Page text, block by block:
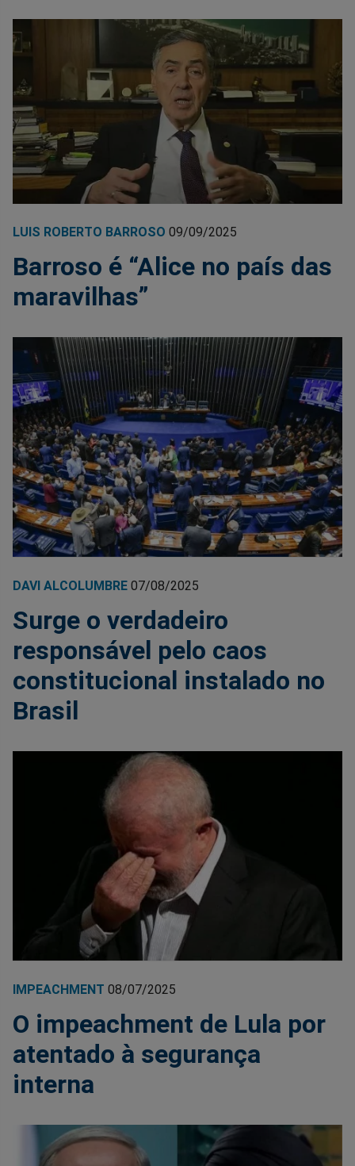
LUIS ROBERTO BARROSO 09/09/2025
Barroso é “Alice no país das
maravilhas”
DAVI ALCOLUMBRE 07/08/2025
Surge o verdadeiro
responsável pelo caos
constitucional instalado no
Brasil
IMPEACHMENT 08/07/2025
O impeachment de Lula por
atentado à segurança
interna